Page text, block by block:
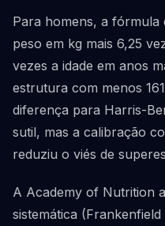
Para homens, a fórmula
peso em kg mais 6,25
vezes a idade em anos
estrutura com menos
diferença para Harris-
sutil, mas a calibração
reduziu o viés de
A Academy of Nutrition
sistemática